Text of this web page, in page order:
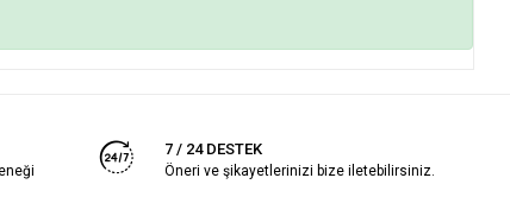
7 / 24 DESTEK
Öneri ve şikayetlerinizi bize iletebilirsiniz.